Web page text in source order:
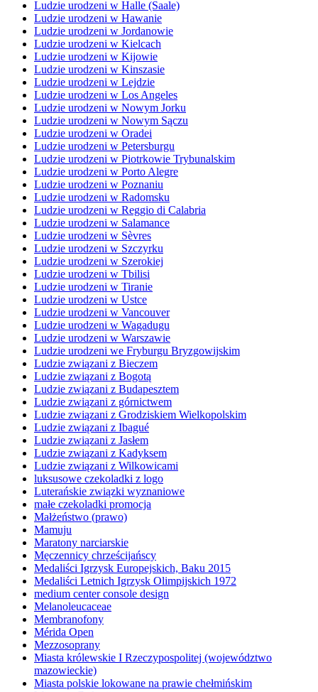
Ludzie urodzeni w Halle (Saale)
Ludzie urodzeni w Hawanie
Ludzie urodzeni w Jordanowie
Ludzie urodzeni w Kielcach
Ludzie urodzeni w Kijowie
Ludzie urodzeni w Kinszasie
Ludzie urodzeni w Lejdzie
Ludzie urodzeni w Los Angeles
Ludzie urodzeni w Nowym Jorku
Ludzie urodzeni w Nowym Sączu
Ludzie urodzeni w Oradei
Ludzie urodzeni w Petersburgu
Ludzie urodzeni w Piotrkowie Trybunalskim
Ludzie urodzeni w Porto Alegre
Ludzie urodzeni w Poznaniu
Ludzie urodzeni w Radomsku
Ludzie urodzeni w Reggio di Calabria
Ludzie urodzeni w Salamance
Ludzie urodzeni w Sèvres
Ludzie urodzeni w Szczyrku
Ludzie urodzeni w Szerokiej
Ludzie urodzeni w Tbilisi
Ludzie urodzeni w Tiranie
Ludzie urodzeni w Ustce
Ludzie urodzeni w Vancouver
Ludzie urodzeni w Wagadugu
Ludzie urodzeni w Warszawie
Ludzie urodzeni we Fryburgu Bryzgowijskim
Ludzie związani z Bieczem
Ludzie związani z Bogotą
Ludzie związani z Budapesztem
Ludzie związani z górnictwem
Ludzie związani z Grodziskiem Wielkopolskim
Ludzie związani z Ibagué
Ludzie związani z Jasłem
Ludzie związani z Kadyksem
Ludzie związani z Wilkowicami
luksusowe czekoladki z logo
Luterańskie związki wyznaniowe
małe czekoladki promocja
Małżeństwo (prawo)
Mamuju
Maratony narciarskie
Męczennicy chrześcijańscy
Medaliści Igrzysk Europejskich, Baku 2015
Medaliści Letnich Igrzysk Olimpijskich 1972
medium center console design
Melanoleucaceae
Membranofony
Mérida Open
Mezzosoprany
Miasta królewskie I Rzeczypospolitej (województwo
mazowieckie)
Miasta polskie lokowane na prawie chełmińskim